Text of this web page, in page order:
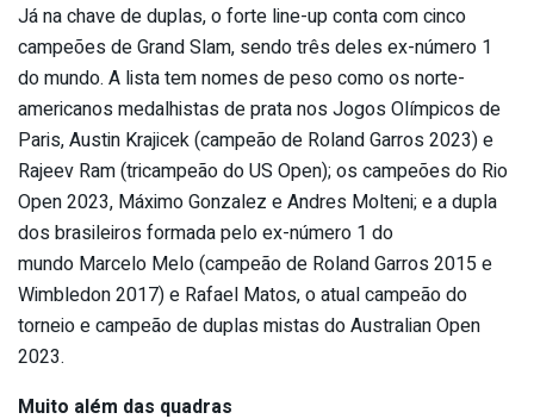
Já na chave de duplas, o forte line-up conta com cinco
campeões de Grand Slam, sendo três deles ex-número 1
do mundo. A lista tem nomes de peso como os norte-
americanos medalhistas de prata nos Jogos Olímpicos de
Paris, Austin Krajicek (campeão de Roland Garros 2023) e
Rajeev Ram (tricampeão do US Open); os campeões do Rio
Open 2023, Máximo Gonzalez e Andres Molteni; e a dupla
dos brasileiros formada pelo ex-número 1 do
mundo Marcelo Melo (campeão de Roland Garros 2015 e
Wimbledon 2017) e Rafael Matos, o atual campeão do
torneio e campeão de duplas mistas do Australian Open
2023.
Muito além das quadras